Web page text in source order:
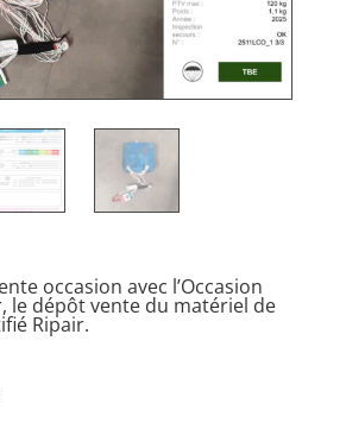
occasion avec l’Occasion
le dépôt vente du matériel de
Ripair.